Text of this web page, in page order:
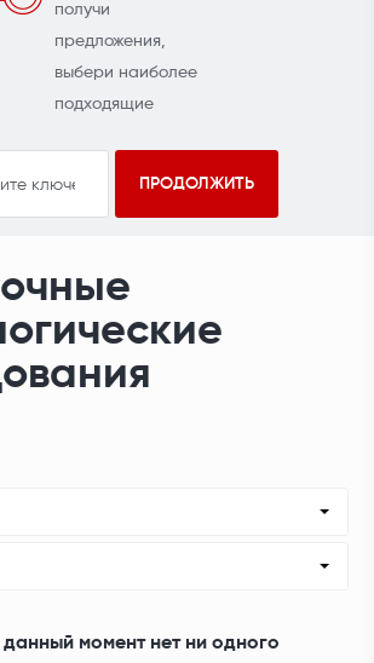
получи
предложения,
выбери наиболее
подходящие
момент нет ни одного